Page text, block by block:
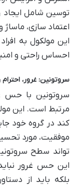
توسین شامل ایجاد
اعتماد سازی،
این مولکول به
احساس راحتی و
سروتونین: غرور، احترام
سروتونین با حس
مرتبط است. این
کند در گروه خود
موفقیت، مورد
تواند سطح
این حس غرور
بلکه باید از